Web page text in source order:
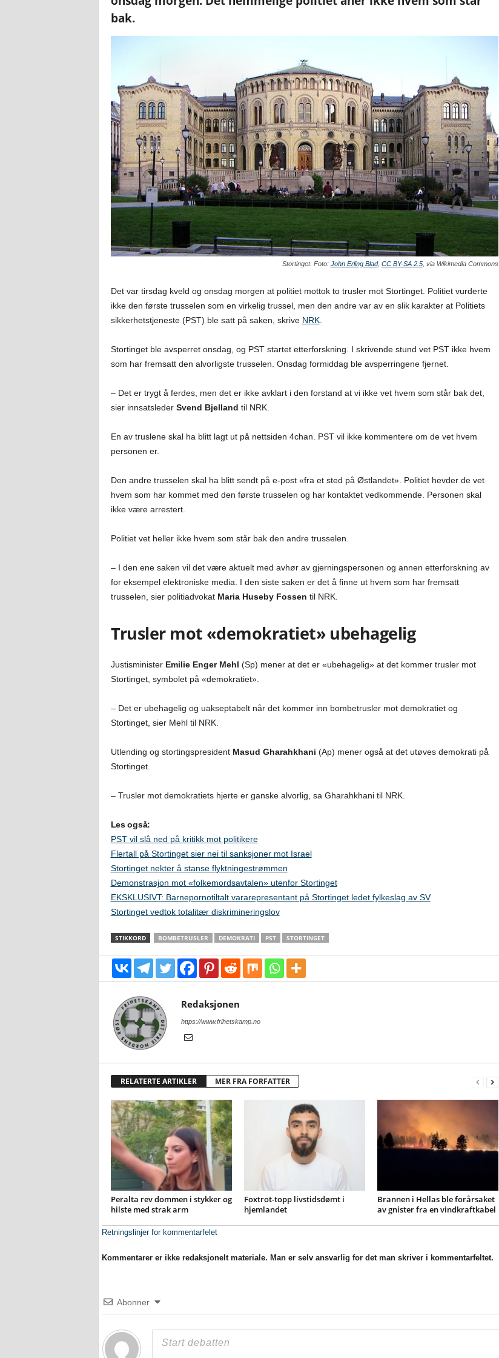
bak.
Stortinget. Foto: John Erling Blad, CC BY-SA 2.5, via Wikimedia Commons
Det var tirsdag kveld og onsdag morgen at politiet mottok to trusler mot Stortinget. Politiet vurderte
ikke den første trusselen som en virkelig trussel, men den andre var av en slik karakter at Politiets
sikkerhetstjeneste (PST) ble satt på saken, skrive NRK.
Stortinget ble avsperret onsdag, og PST startet etterforskning. I skrivende stund vet PST ikke hvem
som har fremsatt den alvorligste trusselen. Onsdag formiddag ble avsperringene fjernet.
– Det er trygt å ferdes, men det er ikke avklart i den forstand at vi ikke vet hvem som står bak det,
sier innsatsleder Svend Bjelland til NRK.
En av truslene skal ha blitt lagt ut på nettsiden 4chan. PST vil ikke kommentere om de vet hvem
personen er.
Den andre trusselen skal ha blitt sendt på e-post «fra et sted på Østlandet». Politiet hevder de vet
hvem som har kommet med den første trusselen og har kontaktet vedkommende. Personen skal
ikke være arrestert.
Politiet vet heller ikke hvem som står bak den andre trusselen.
– I den ene saken vil det være aktuelt med avhør av gjerningspersonen og annen etterforskning av
for eksempel elektroniske media. I den siste saken er det å finne ut hvem som har fremsatt
trusselen, sier politiadvokat Maria Huseby Fossen til NRK.
Trusler mot «demokratiet» ubehagelig
Justisminister Emilie Enger Mehl (Sp) mener at det er «ubehagelig» at det kommer trusler mot
Stortinget, symbolet på «demokratiet».
– Det er ubehagelig og uakseptabelt når det kommer inn bombetrusler mot demokratiet og
Stortinget, sier Mehl til NRK.
Utlending og stortingspresident Masud Gharahkhani (Ap) mener også at det utøves demokrati på
Stortinget.
– Trusler mot demokratiets hjerte er ganske alvorlig, sa Gharahkhani til NRK.
Les også:
PST vil slå ned på kritikk mot politikere
Flertall på Stortinget sier nei til sanksjoner mot Israel
Stortinget nekter å stanse flyktningestrømmen
Demonstrasjon mot «folkemordsavtalen» utenfor Stortinget
EKSKLUSIVT: Barnepornotiltalt vararepresentant på Stortinget ledet fylkeslag av SV
Stortinget vedtok totalitær diskrimineringslov
STIKKORD BOMBETRUSLER DEMOKRATI PST STORTINGET
Redaksjonen
https://www.frihetskamp.no
RELATERTE ARTIKLER MER FRA FORFATTER
Peralta rev dommen i stykker og
hilste med strak arm
Foxtrot-topp livstidsdømt i
hjemlandet
Brannen i Hellas ble forårsaket
av gnister fra en vindkraftkabel
Retningslinjer for kommentarfelet
Kommentarer er ikke redaksjonelt materiale. Man er selv ansvarlig for det man skriver i kommentarfeltet.
Abonner